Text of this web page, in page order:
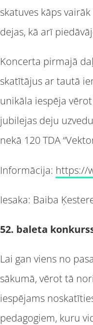
skatuves kāps
dejas, kā arī
Koncerta pirmajā
skatītājus ar tautā
unikāla iespēja
jubilejas deju
nekā 120 TDA
Informācija: https://
Iesaka: Baiba
52. baleta
Lai gan viens no
sākumā, vērot tā
iespējams
pedagogiem, kuru